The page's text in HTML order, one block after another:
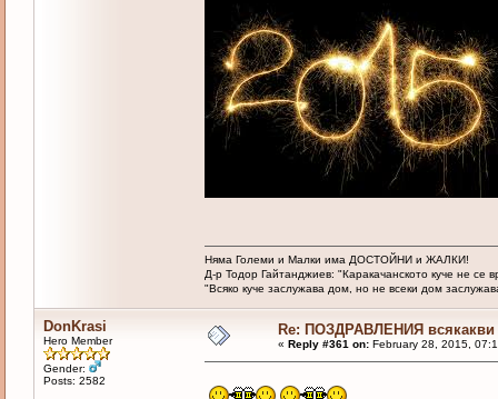
Няма Големи и Малки има ДОСТОЙНИ и ЖАЛКИ!
Д-р Тодор Гайтанджиев: "Каракачанското куче не
"Всяко куче заслужава дом, но не всеки дом
DonKrasi
Hero Member
Gender:
Posts: 2582
Re: ПОЗДРАВЛЕНИЯ всякакви
« Reply #361 on:February 28, 2015,